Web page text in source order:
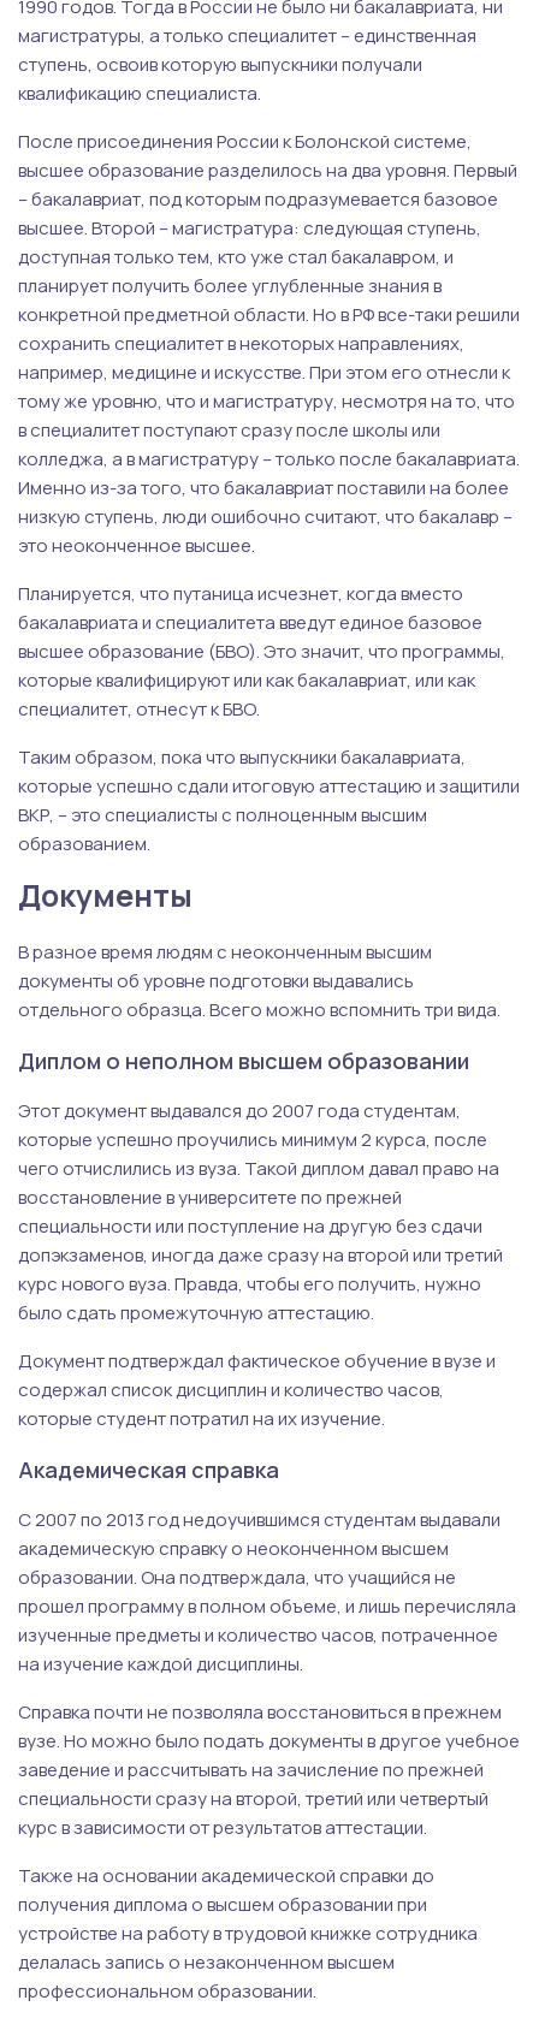
1990 годов. Тогда в России не было ни бакалавриата, ни
магистратуры, а только специалитет – единственная
ступень, освоив которую выпускники получали
квалификацию специалиста.
После присоединения России к Болонской системе,
высшее образование разделилось на два уровня. Первый
– бакалавриат, под которым подразумевается базовое
высшее. Второй – магистратура: следующая ступень,
доступная только тем, кто уже стал бакалавром, и
планирует получить более углубленные знания в
конкретной предметной области. Но в РФ все-таки решили
сохранить специалитет в некоторых направлениях,
например, медицине и искусстве. При этом его отнесли к
тому же уровню, что и магистратуру, несмотря на то, что
в специалитет поступают сразу после школы или
колледжа, а в магистратуру – только после бакалавриата.
Именно из-за того, что бакалавриат поставили на более
низкую ступень, люди ошибочно считают, что бакалавр –
это неоконченное высшее.
Планируется, что путаница исчезнет, когда вместо
бакалавриата и специалитета введут единое базовое
высшее образование (БВО). Это значит, что программы,
которые квалифицируют или как бакалавриат, или как
специалитет, отнесут к БВО.
Таким образом, пока что выпускники бакалавриата,
которые успешно сдали итоговую аттестацию и защитили
ВКР, – это специалисты с полноценным высшим
образованием.
Документы
В разное время людям с неоконченным высшим
документы об уровне подготовки выдавались
отдельного образца. Всего можно вспомнить три вида.
Диплом о неполном высшем образовании
Этот документ выдавался до 2007 года студентам,
которые успешно проучились минимум 2 курса, после
чего отчислились из вуза. Такой диплом давал право на
восстановление в университете по прежней
специальности или поступление на другую без сдачи
допэкзаменов, иногда даже сразу на второй или третий
курс нового вуза. Правда, чтобы его получить, нужно
было сдать промежуточную аттестацию.
Документ подтверждал фактическое обучение в вузе и
содержал список дисциплин и количество часов,
которые студент потратил на их изучение.
Академическая справка
С 2007 по 2013 год недоучившимся студентам выдавали
академическую справку о неоконченном высшем
образовании. Она подтверждала, что учащийся не
прошел программу в полном объеме, и лишь перечисляла
изученные предметы и количество часов, потраченное
на изучение каждой дисциплины.
Справка почти не позволяла восстановиться в прежнем
вузе. Но можно было подать документы в другое учебное
заведение и рассчитывать на зачисление по прежней
специальности сразу на второй, третий или четвертый
курс в зависимости от результатов аттестации.
Также на основании академической справки до
получения диплома о высшем образовании при
устройстве на работу в трудовой книжке сотрудника
делалась запись о незаконченном высшем
профессиональном образовании.